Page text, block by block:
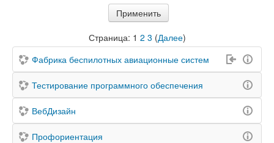
Страница: 1 2 3 (Далее)
Фабрика беспилотных авиационные систем
Тестирование программного обеспечения
ВебДизайн
Профориентация